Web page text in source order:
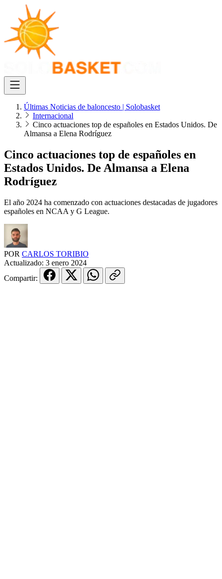
Últimas Noticias de baloncesto | Solobasket
Internacional
Cinco actuaciones top de españoles en Estados Unidos. De
Almansa a Elena Rodríguez
Cinco actuaciones top de españoles en
Estados Unidos. De Almansa a Elena
Rodríguez
El año 2024 ha comenzado con actuaciones destacadas de jugadores
españoles en NCAA y G League.
POR CARLOS TORIBIO
Actualizado: 3 enero 2024
Compartir: